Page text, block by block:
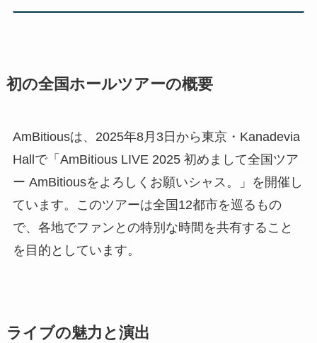
初の全国ホールツアーの概要
AmBitiousは、2025年8月3日から東京・Kanadevia
Hallで「AmBitious LIVE 2025 初めまして全国ツア
ー AmBitiousをよろしくお願いシャス。」を開催し
ています。このツアーは全国12都市を巡るもの
で、各地でファンとの特別な時間を共有すること
を目的としています。
ライブの魅力と演出